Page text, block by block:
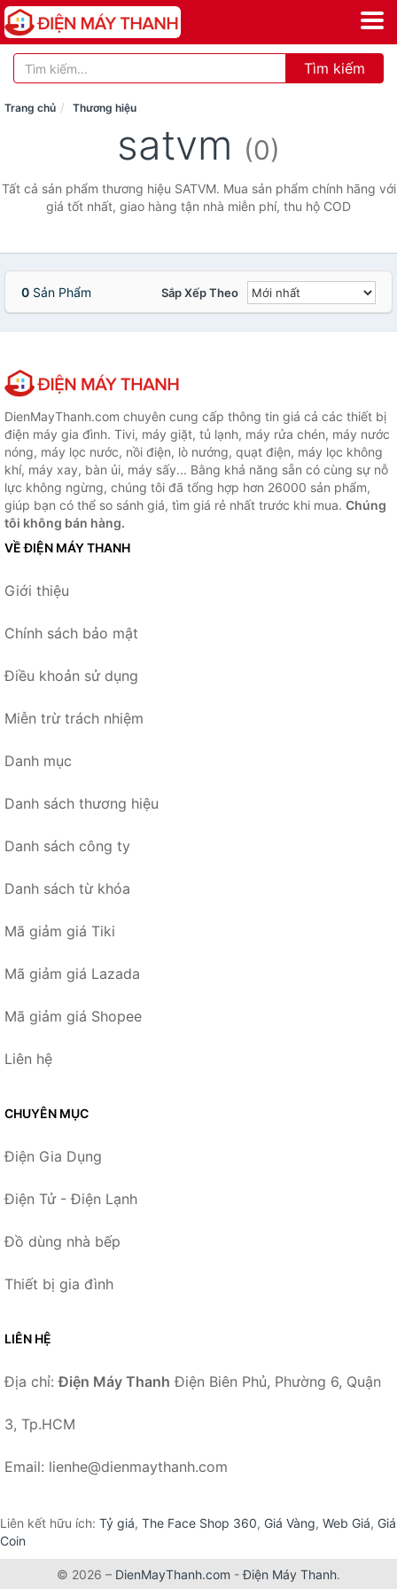
Tìm kiếm
Trang chủ Thương hiệu
satvm (0)
Tất cả sản phẩm thương hiệu SATVM. Mua sản phẩm chính hãng với
giá tốt nhất, giao hàng tận nhà miễn phí, thu hộ COD
0 Sản Phẩm Sắp Xếp Theo
DienMayThanh.com chuyên cung cấp thông tin giá cả các thiết bị
điện máy gia đình. Tivi, máy giặt, tủ lạnh, máy rửa chén, máy nước
nóng, máy lọc nước, nồi điện, lò nướng, quạt điện, máy lọc không
khí, máy xay, bàn ủi, máy sấy... Bằng khả năng sẵn có cùng sự nỗ
lực không ngừng, chúng tôi đã tổng hợp hơn 26000 sản phẩm,
giúp bạn có thể so sánh giá, tìm giá rẻ nhất trước khi mua. Chúng
tôi không bán hàng.
VỀ ĐIỆN MÁY THANH
Giới thiệu
Chính sách bảo mật
Điều khoản sử dụng
Miễn trừ trách nhiệm
Danh mục
Danh sách thương hiệu
Danh sách công ty
Danh sách từ khóa
Mã giảm giá Tiki
Mã giảm giá Lazada
Mã giảm giá Shopee
Liên hệ
CHUYÊN MỤC
Điện Gia Dụng
Điện Tử - Điện Lạnh
Đồ dùng nhà bếp
Thiết bị gia đình
LIÊN HỆ
Địa chỉ:Điện Máy Thanh Điện Biên Phủ, Phường 6, Quận
3, Tp.HCM
Email: lienhe@dienmaythanh.com
Liên kết hữu ích: Tỷ giá, The Face Shop 360, Giá Vàng, Web Giá, Giá
Coin
© 2026 – DienMayThanh.com -Điện Máy Thanh.